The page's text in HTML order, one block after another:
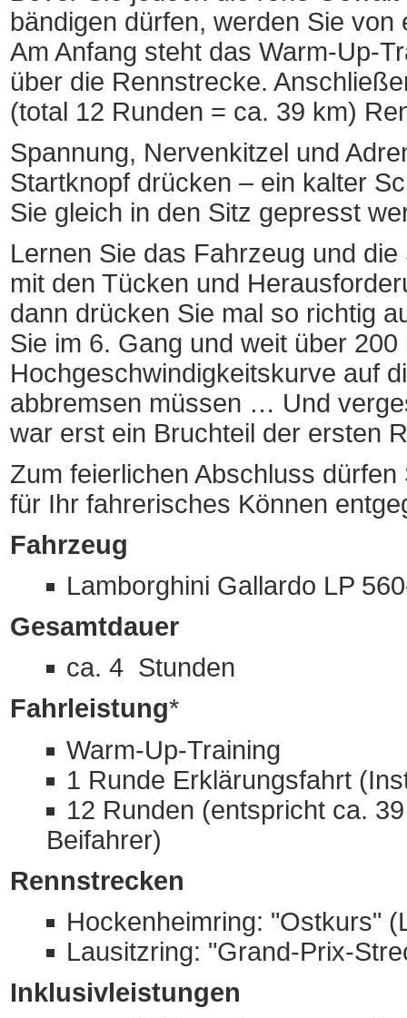
bändigen dürfen, werden Sie
Am Anfang steht das Warm-Up-
über die Rennstrecke.
(total 12 Runden = ca. 39 km)
Spannung, Nervenkitzel und
Startknopf drücken – ein kalter
Sie gleich in den Sitz gepresst
Lernen Sie das Fahrzeug und
mit den Tücken und
dann drücken Sie mal so richtig
Sie im 6. Gang und weit über
Hochgeschwindigkeitskurve auf
abbremsen müssen … Und
war erst ein Bruchteil der ersten
Zum feierlichen Abschluss
für Ihr fahrerisches Können
Fahrzeug
Lamborghini Gallardo LP
Gesamtdauer
ca. 4 Stunden
Fahrleistung*
Warm-Up-Training
1 Runde Erklärungsfahrt
12 Runden (entspricht ca.
Beifahrer)
Rennstrecken
Hockenheimring: "Ostkurs"
Lausitzring: "Grand-Prix-
Inklusivleistungen